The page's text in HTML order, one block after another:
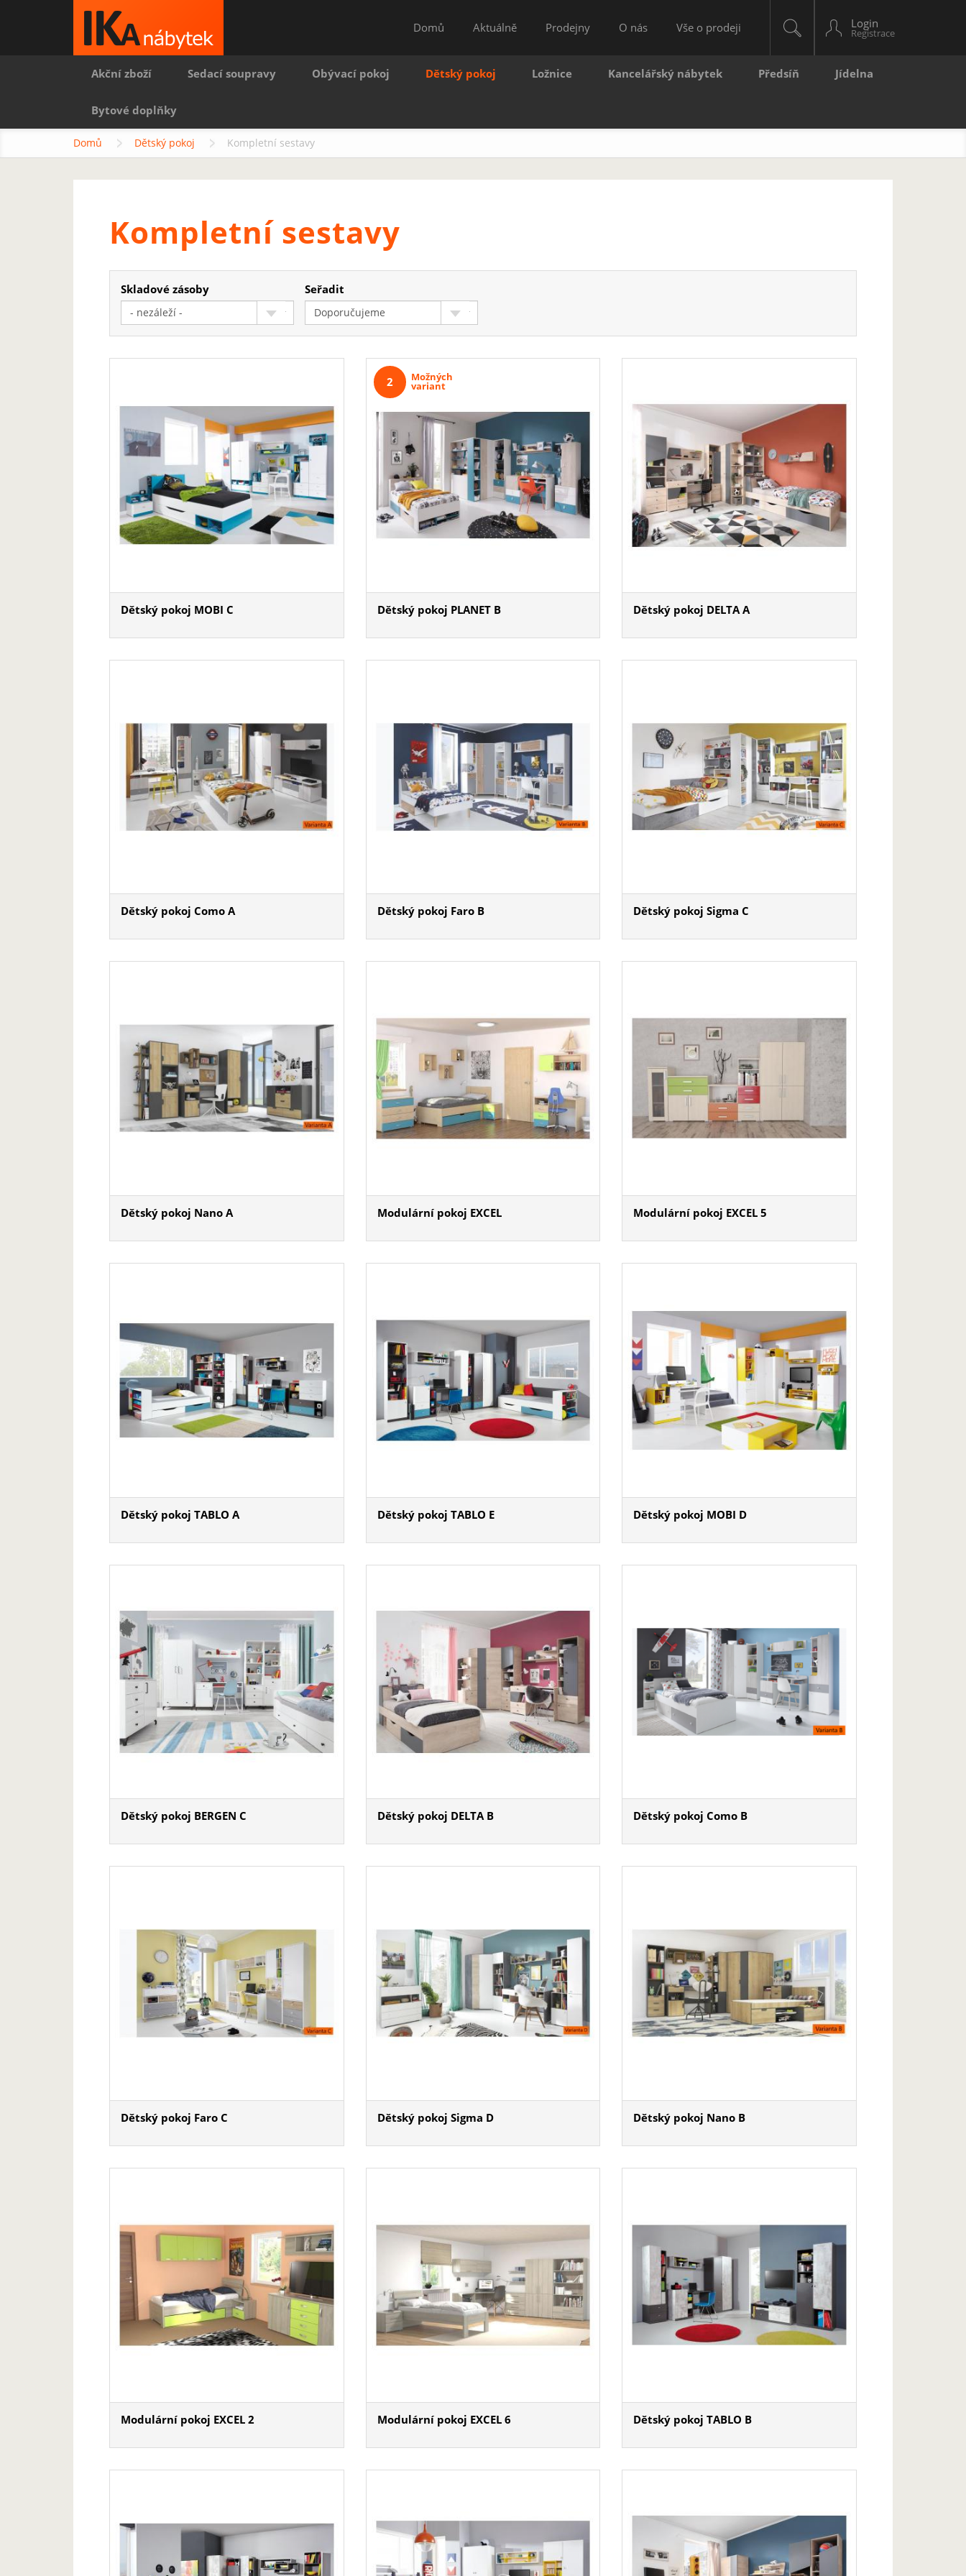
Login
Domů Aktuálně Prodejny O nás Vše o prodeji
Akční zboží Sedací soupravy Obývací pokoj Dětský pokoj Ložnice Kancelářský nábytek Předsíň Jídelna
Bytové doplňky
Domů Dětský pokoj Kompletní sestavy
Kompletní sestavy
Skladové zásoby
- nezáleží -
Seřadit
Doporučujeme
Dětský pokoj MOBI C
Možných
variant
2
Dětský pokoj PLANET B Dětský pokoj DELTA A
Dětský pokoj Como A Dětský pokoj Faro B Dětský pokoj Sigma C
Dětský pokoj Nano A Modulární pokoj EXCEL Modulární pokoj EXCEL 5
Dětský pokoj TABLO A Dětský pokoj TABLO E Dětský pokoj MOBI D
Dětský pokoj BERGEN C Dětský pokoj DELTA B Dětský pokoj Como B
Dětský pokoj Faro C Dětský pokoj Sigma D Dětský pokoj Nano B
Modulární pokoj EXCEL 2 Modulární pokoj EXCEL 6 Dětský pokoj TABLO B